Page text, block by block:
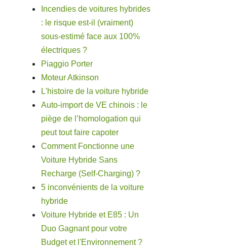
Incendies de voitures hybrides
: le risque est-il (vraiment)
sous-estimé face aux 100%
électriques ?
Piaggio Porter
Moteur Atkinson
L'histoire de la voiture hybride
Auto-import de VE chinois : le
piège de l’homologation qui
peut tout faire capoter
Comment Fonctionne une
Voiture Hybride Sans
Recharge (Self-Charging) ?
5 inconvénients de la voiture
hybride
Voiture Hybride et E85 : Un
Duo Gagnant pour votre
Budget et l'Environnement ?